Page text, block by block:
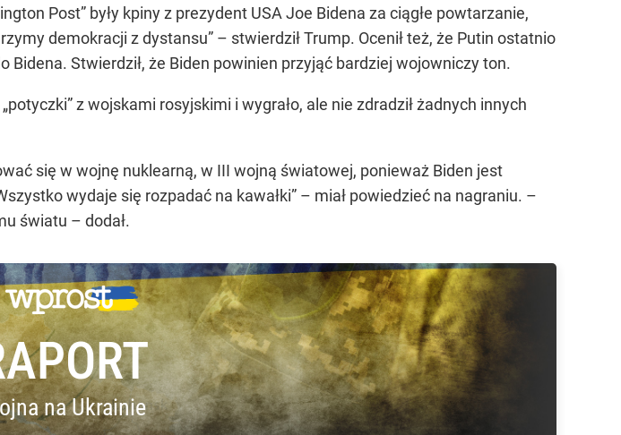
Post” były kpiny z prezydent USA Joe Bidena za ciągłe powtarzanie,
demokracji z dystansu” – stwierdził Trump. Ocenił też, że Putin ostatnio
Bidena. Stwierdził, że Biden powinien przyjąć bardziej wojowniczy ton.
z wojskami rosyjskimi i wygrało, ale nie zdradził żadnych innych
się w wojnę nuklearną, w III wojną światowej, ponieważ Biden jest
wydaje się rozpadać na kawałki” – miał powiedzieć na nagraniu. –
światu – dodał.
na Ukrainie